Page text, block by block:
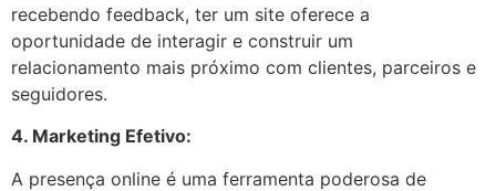
recebendo feedback, ter um site oferece a
oportunidade de interagir e construir um
relacionamento mais próximo com clientes, parceiros e
seguidores.
4. Marketing Efetivo:
A presença online é uma ferramenta poderosa de